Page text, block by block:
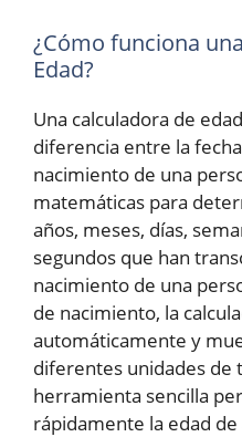
¿Cómo funciona
Edad?
Una calculadora de
diferencia entre la
nacimiento de una
matemáticas para
años, meses, días,
segundos que han
nacimiento de una
de nacimiento, la
automáticamente y
diferentes unidades de
herramienta sencilla
rápidamente la edad de